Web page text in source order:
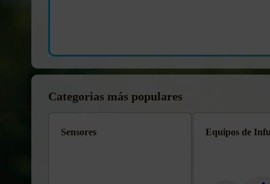
Categorias más populares
Sensores Equipos de